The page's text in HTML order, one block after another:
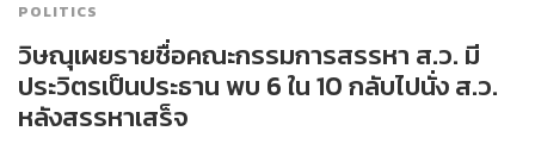
POLITICS
วิษณุเผยรายชื่อคณะกรรมการสรรหา ส.ว. มี
ประวิตรเป็นประธาน พบ 6 ใน 10 กลับไปนั่ง ส.ว.
หลังสรรหาเสร็จ